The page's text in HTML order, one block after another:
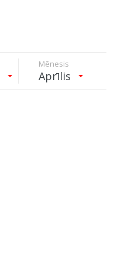
Mēnesis
Aprīlis